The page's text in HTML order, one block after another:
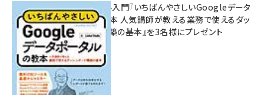
無料BIツール入門『いちばんやさしいGoogleデータ
ポータルの教本 人気講師が教える業務で使えるダッ
シュボード構築の基本』を3名様にプレゼント
7月31日 10:00